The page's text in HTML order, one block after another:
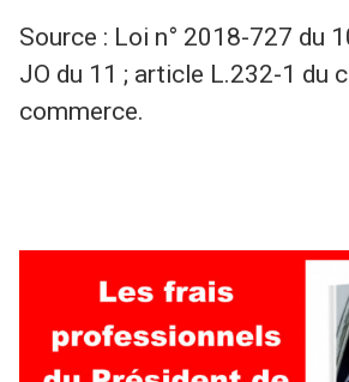
Source : Loi n° 2018-727 du
JO du 11 ; article L.232-1 du
commerce.